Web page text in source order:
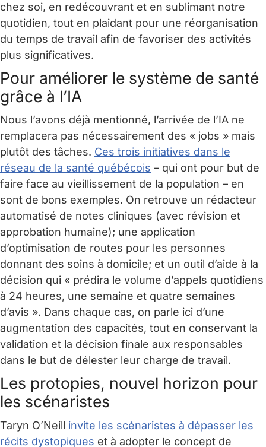
chez soi, en redécouvrant et en sublimant notre
quotidien, tout en plaidant pour une réorganisation
du temps de travail afin de favoriser des activités
plus significatives.
Pour améliorer le système de santé
grâce à l’IA
Nous l’avons déjà mentionné, l’arrivée de l’IA ne
remplacera pas nécessairement des « jobs » mais
plutôt des tâches. Ces trois initiatives dans le
réseau de la santé québécois – qui ont pour but de
faire face au vieillissement de la population – en
sont de bons exemples. On retrouve un rédacteur
automatisé de notes cliniques (avec révision et
approbation humaine); une application
d’optimisation de routes pour les personnes
donnant des soins à domicile; et un outil d’aide à la
décision qui « prédira le volume d’appels quotidiens
à 24 heures, une semaine et quatre semaines
d’avis ». Dans chaque cas, on parle ici d’une
augmentation des capacités, tout en conservant la
validation et la décision finale aux responsables
dans le but de délester leur charge de travail.
Les protopies, nouvel horizon pour
les scénaristes
Taryn O’Neill invite les scénaristes à dépasser les
récits dystopiques et à adopter le concept de